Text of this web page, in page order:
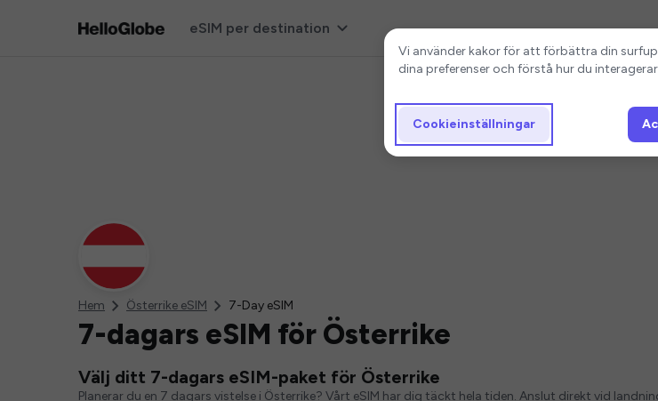
eSIM per destination
Hem Österrike eSIM 7-Day eSIM
7-dagars eSIM för Österrike
Välj ditt 7-dagars eSIM-paket för Österrike
Planerar du en 7 dagars vistelse i Österrike? Vårt eSIM har dig täckt hela tiden. Anslut direkt vid
Cookieinställningar
Vi använder kakor för att förbättra din
dina preferenser och förstå hur du
Cookieinställningar